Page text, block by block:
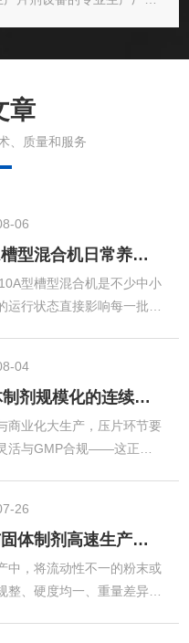
章
、质量和服务
06
让设备更耐用：CH-10/10A槽型混合机日常养护要点
型槽型混合机是不少中小
行状态直接影响每一批次
多工作量的前提下，让设备
槽型混合机的日常维护保
运行、延长使用寿命。一、
混合槽内残留物料，清理
04
ZP35D旋转式压片机：固体制剂规模化的连续生产中枢
商业化大生产，压片环节要
活与GMP合规——这正是Z
型”，是制药、食品、化工
于“稳、快、广”。双压轮
定型，显著减少松片、裂
变频无级调速适配不同物
26
高速旋转压片机工作原理与固体制剂高速生产应用
中，将流动性不一的粉末或
、硬度均一、重量差异符